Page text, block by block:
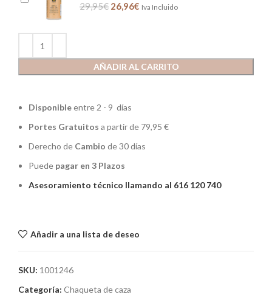
AÑADIR AL CARRITO
29,95€ 26,96€ Iva Incluido
Disponibleentre 2 - 9 días
Portes Gratuitos a partir de 79,95 €
Derecho de Cambio de 30 días
Puede pagar en 3 Plazos
Asesoramiento técnico llamando al 616 120 740
Añadir a una lista de deseo
SKU: 1001246
Categoría: Chaqueta de caza